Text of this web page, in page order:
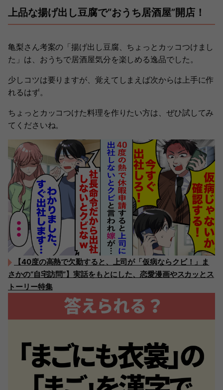
上品な揚げ出し豆腐で“おうち居酒屋”開店！
亀梨さん考案の「揚げ出し豆腐、ちょっとカッコつけまし
た」は、おうちで居酒屋気分を楽しめる逸品でした。
少しコツは要りますが、覚えてしまえば次からは上手に作
れるはず。
ちょっとカッコつけた料理を作りたい方は、ぜひ試してみ
てくださいね。
【40度の高熱で欠勤すると、上司が「仮病ならクビ！」ま
さかの“自宅訪問”】実話をもとにした、恋愛漫画やスカッとス
トーリー特集